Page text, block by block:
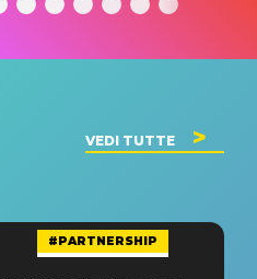
VEDI TUTTE
#PARTNERSHIP